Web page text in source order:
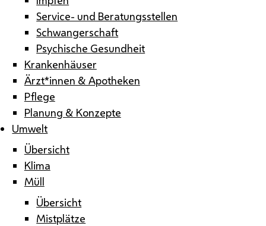
Service- und Beratungsstellen
Schwangerschaft
Psychische Gesundheit
Krankenhäuser
Ärzt*innen & Apotheken
Pflege
Planung & Konzepte
Umwelt
Übersicht
Klima
Müll
Übersicht
Mistplätze